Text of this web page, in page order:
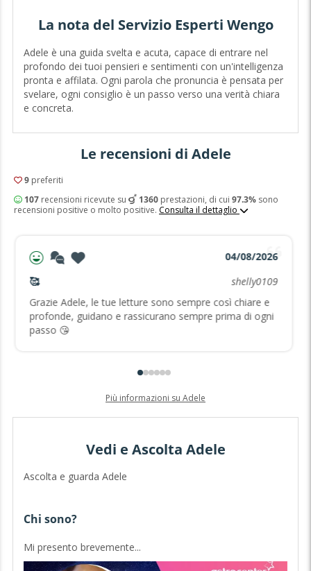
La nota del Servizio Esperti Wengo
Adele è una guida svelta e acuta, capace di entrare nel
profondo dei tuoi pensieri e sentimenti con un'intelligenza
pronta e affilata. Ogni parola che pronuncia è pensata per
svelare, ogni consiglio è un passo verso una verità chiara
e concreta.
Le recensioni di Adele
9preferiti
107recensioni ricevute su 1360prestazioni, di cui 97.3%sono
recensioni positive o molto positive. Consulta il dettaglio
04/08/2026
🥰
shelly0109
Grazie Adele, le tue letture sono sempre così chiare e
profonde, guidano e rassicurano sempre prima di ogni
passo 😘
Più informazioni su Adele
Vedi e Ascolta Adele
Ascolta e guarda Adele
Chi sono?
Mi presento brevemente...